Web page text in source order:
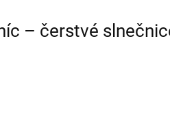
– čerstvé